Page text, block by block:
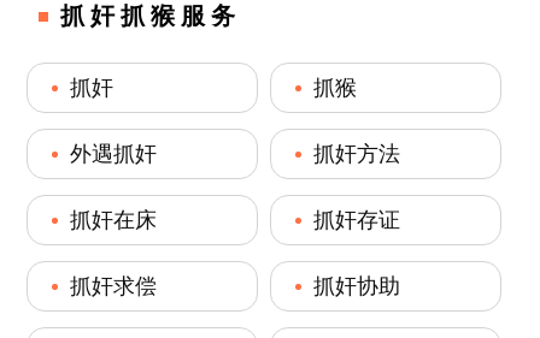
抓奸抓猴服务
抓奸 抓猴
外遇抓奸 抓奸方法
抓奸在床 抓奸存证
抓奸求偿 抓奸协助